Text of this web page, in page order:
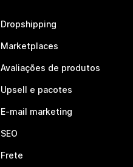
Dropshipping
Marketplaces
Avaliações de produtos
Upsell e pacotes
E-mail marketing
SEO
Frete